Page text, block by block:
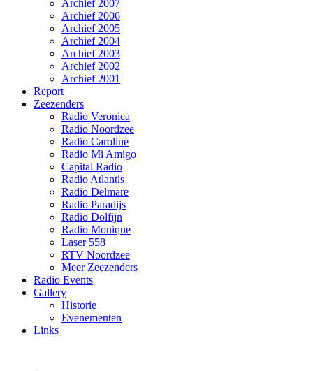
Archief 2007
Archief 2006
Archief 2005
Archief 2004
Archief 2003
Archief 2002
Archief 2001
Report
Zeezenders
Radio Veronica
Radio Noordzee
Radio Caroline
Radio Mi Amigo
Capital Radio
Radio Atlantis
Radio Delmare
Radio Paradijs
Radio Dolfijn
Radio Monique
Laser 558
RTV Noordzee
Meer Zeezenders
Radio Events
Gallery
Historie
Evenementen
Links